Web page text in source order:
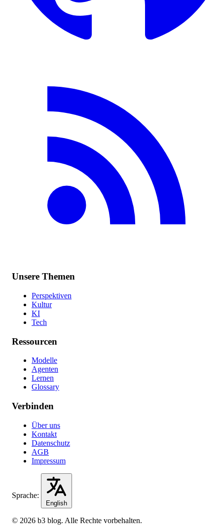
Unsere Themen
Perspektiven
Kultur
KI
Tech
Ressourcen
Modelle
Agenten
Lernen
Glossary
Verbinden
Über uns
Kontakt
Datenschutz
AGB
Impressum
Sprache:
English
© 2026 b3 blog. Alle Rechte vorbehalten.